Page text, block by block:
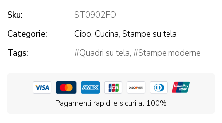
Sku:
ST0902FO
Categorie:
Cibo, Cucina, Stampe su tela
Tags:
Quadri su tela, Stampe moderne
Pagamenti rapidi e sicuri al 100%